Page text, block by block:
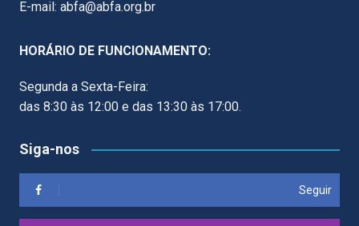
E-mail: abfa@abfa.org.br
HORÁRIO DE FUNCIONAMENTO:
Segunda a Sexta-Feira:
das 8:30 às 12:00 e das 13:30 às 17:00.
Siga-nos
Seguir